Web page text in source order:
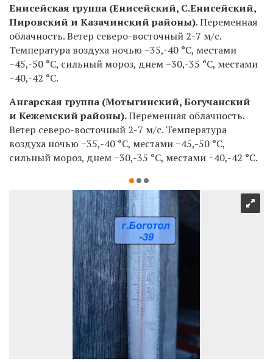
Енисейская группа (Енисейский, С.Енисейский,
Пировский и Казачинский районы).Переменная
облачность. Ветер северо-восточный 2-7 м/с.
Температура воздуха ночью −35,-40 °C, местами
−45,-50 °C, сильный мороз, днем −30,-35 °C, местами
−40,-42 °C.
Ангарская группа (Мотыгинский, Богучанский
и Кежемский районы).Переменная облачность.
Ветер северо-восточный 2-7 м/с. Температура
воздуха ночью −35,-40 °C, местами −45,-50 °C,
сильный мороз, днем −30,-35 °C, местами −40,-42 °C.